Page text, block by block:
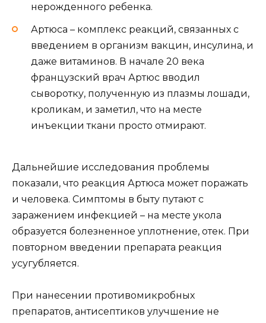
нерожденного ребенка.
Артюса – комплекс реакций, связанных с
введением в организм вакцин, инсулина, и
даже витаминов. В начале 20 века
французский врач Артюс вводил
сыворотку, полученную из плазмы лошади,
кроликам, и заметил, что на месте
инъекции ткани просто отмирают.
Дальнейшие исследования проблемы
показали, что реакция Артюса может поражать
и человека. Симптомы в быту путают с
заражением инфекцией – на месте укола
образуется болезненное уплотнение, отек. При
повторном введении препарата реакция
усугубляется.
При нанесении противомикробных
препаратов, антисептиков улучшение не